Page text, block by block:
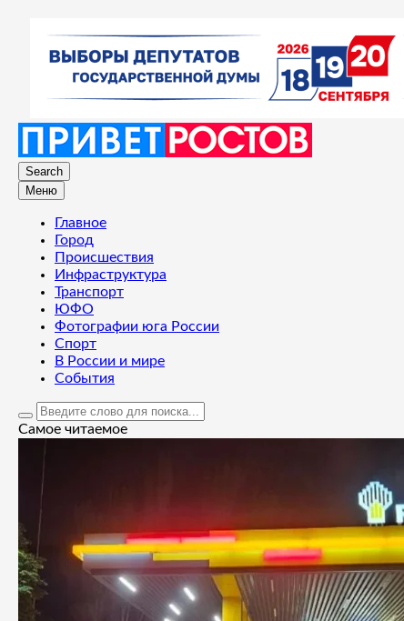
Search
Меню
Главное
Город
Происшествия
Инфраструктура
Транспорт
ЮФО
Фотографии юга России
Спорт
В России и мире
События
Самое читаемое